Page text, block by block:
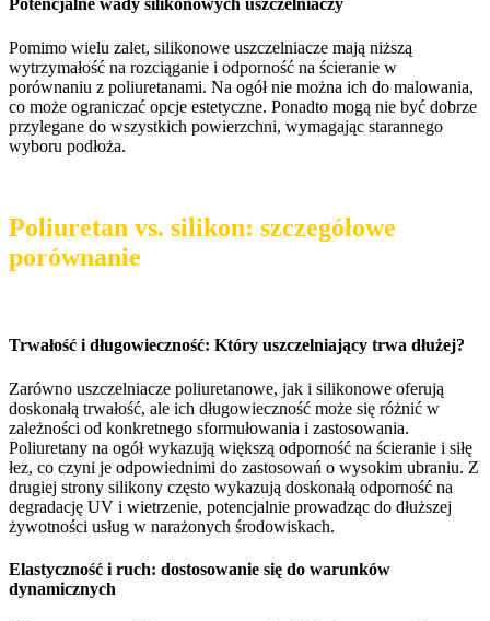
Potencjalne wady silikonowych uszczelniaczy
Pomimo wielu zalet, silikonowe uszczelniacze mają niższą
wytrzymałość na rozciąganie i odporność na ścieranie w
porównaniu z poliuretanami. Na ogół nie można ich do malowania,
co może ograniczać opcje estetyczne. Ponadto mogą nie być dobrze
przylegane do wszystkich powierzchni, wymagając starannego
wyboru podłoża.
Poliuretan vs. silikon: szczegółowe
porównanie
Trwałość i długowieczność: Który uszczelniający trwa dłużej?
Zarówno uszczelniacze poliuretanowe, jak i silikonowe oferują
doskonałą trwałość, ale ich długowieczność może się różnić w
zależności od konkretnego sformułowania i zastosowania.
Poliuretany na ogół wykazują większą odporność na ścieranie i siłę
łez, co czyni je odpowiednimi do zastosowań o wysokim ubraniu. Z
drugiej strony silikony często wykazują doskonałą odporność na
degradację UV i wietrzenie, potencjalnie prowadząc do dłuższej
żywotności usług w narażonych środowiskach.
Elastyczność i ruch: dostosowanie się do warunków
dynamicznych